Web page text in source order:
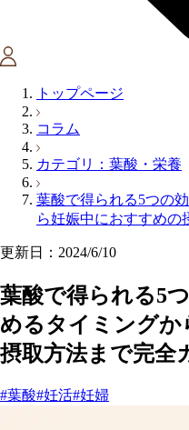
トップページ
コラム
カテゴリ：葉酸・栄養
葉酸で得られる5つの
ら妊娠中におすすめの
更新日：2024/6/10
葉酸で得られる5
めるタイミングか
摂取方法まで完全
#葉酸#妊活#妊婦